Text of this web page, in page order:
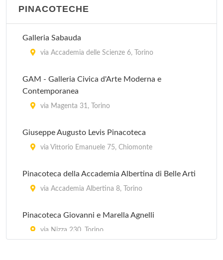
Civica Galleria d'Arte Contemporanea
Via D'Azeglio 10, Torre Pellice
Piazza Vittorio Veneto 8, Pinerolo
Ecomuseo Freidano Museo Etnografico del Mulino
via Ariosto 36 bis, Settimo Torinese
via Lasalle 17, Torino
PINACOTECHE
Galleria Sabauda
via Accademia delle Scienze 6, Torino
GAM - Galleria Civica d'Arte Moderna e
Contemporanea
via Magenta 31, Torino
Giuseppe Augusto Levis Pinacoteca
via Vittorio Emanuele 75, Chiomonte
Pinacoteca della Accademia Albertina di Belle Arti
via Accademia Albertina 8, Torino
Pinacoteca Giovanni e Marella Agnelli
via Nizza 230, Torino